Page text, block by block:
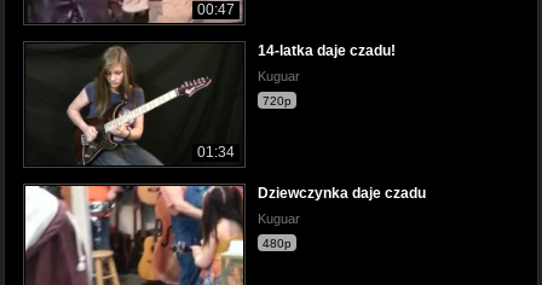
00:47
01:34
14-latka daje czadu!
Kuguar
720p
Dziewczynka daje czadu
Kuguar
480p